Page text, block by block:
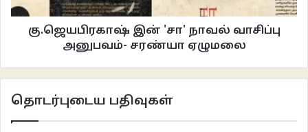
“ராஜேந்திரன், சீக்கிரம் வா. நாம் இங்கிருந்து உடனே போக வேண்டும்” ராஜன்
கத்தினான். ராஜன் அறைத் தோழன். ஒரு நாள் சினேகிதம். நம்பலாமா என்று
கூடத் தெரியவில்லை. ஆனால் புதிதாக வந்த இடத்தில் வேறு யாரையும்
ராஜன் இழுத்த இழுப்புக்கு ஓடினான் ராஜேந்திரன். வெளியே நிலைமை இன்னும்
கு.ஜெயபிரகாஷ் இன் 'சா' நாவல் வாசிப்பு
அனுபவம்- சரண்யா ஏழுமலை
தொடர்புடைய பதிவுகள்